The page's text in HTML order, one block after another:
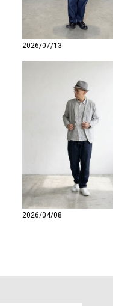
2026/07/13
2026/04/08